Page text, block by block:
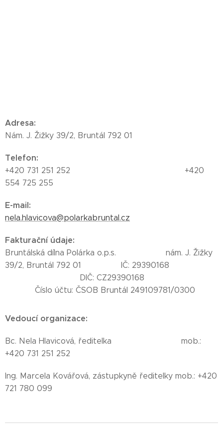
Adresa:
Nám. J. Žižky 39/2, Bruntál 792 01
Telefon:
+420 731 251 252 +420
554 725 255
E-mail:
nela.hlavicova@polarkabruntal.cz
Fakturační údaje:
Bruntálská dílna Polárka o.p.s. nám. J. Žižky
39/2, Bruntál 792 01 IČ: 29390168
DIČ: CZ29390168
Číslo účtu: ČSOB Bruntál 249109781/0300
Vedoucí organizace:
Bc. Nela Hlavicová, ředitelka mob.:
+420 731 251 252
Ing. Marcela Kovářová, zástupkyně ředitelky mob.: +420
721 780 099